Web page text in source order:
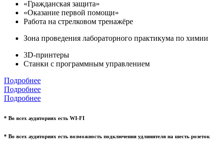
«Гражданская защита»
«Оказание первой помощи»
Работа на стрелковом тренажёре
Зона проведения лабораторного практикума по химии
3D-принтеры
Станки с программным управлением
Подробнее
Подробнее
Подробнее
* Во всех аудиториях есть WI-FI
* Во всех аудиториях есть возможность подключения удлинителя на шесть розеток